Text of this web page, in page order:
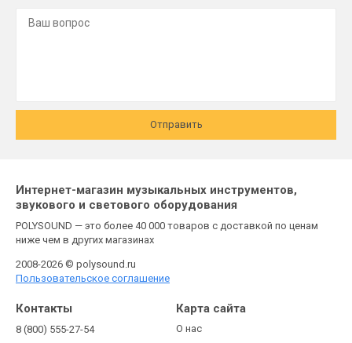
Отправить
Интернет-магазин музыкальных инструментов,
звукового и светового оборудования
POLYSOUND — это более 40 000 товаров с доставкой по ценам
ниже чем в других магазинах
2008-2026 © polysound.ru
Пользовательское соглашение
Контакты
8 (800) 555-27-54
Карта сайта
О нас